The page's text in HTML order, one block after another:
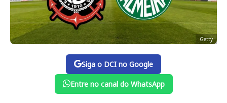
Getty
Siga o DCI no Google
Entre no canal do WhatsApp